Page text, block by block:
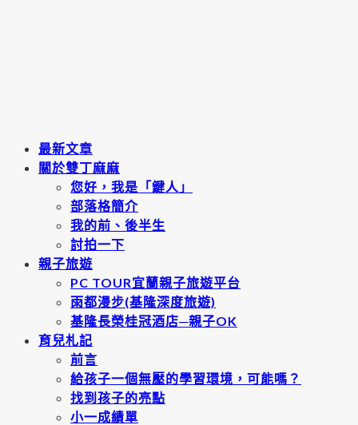
最新文章
關於雙丁麻麻
您好，我是「鍵人」
部落格簡介
我的前、後半生
討拍一下
親子旅遊
PC TOUR宜蘭親子旅遊平台
雨都漫步(基隆深度旅遊)
基隆長榮桂冠酒店─親子OK
育兒札記
前言
給孩子一個無壓的學習環境，可能嗎？
找到孩子的亮點
小一成績單